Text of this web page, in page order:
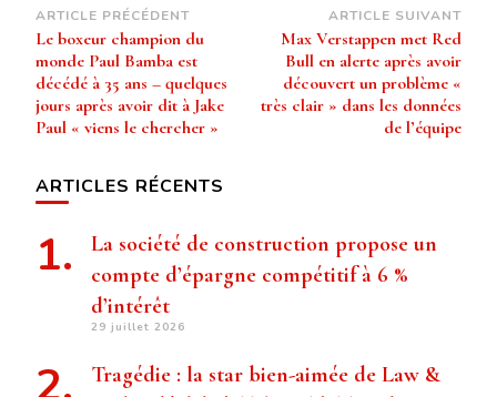
Navigation
d’article
ARTICLE PRÉCÉDENT
Le boxeur champion du
monde Paul Bamba est
décédé à 35 ans – quelques
jours après avoir dit à Jake
Paul « viens le chercher »
ARTICLE SUIVANT
Max Verstappen met Red
Bull en alerte après avoir
découvert un problème «
très clair » dans les données
de l’équipe
ARTICLES RÉCENTS
La société de construction propose un
compte d’épargne compétitif à 6 %
d’intérêt
29 juillet 2026
Tragédie : la star bien-aimée de Law &